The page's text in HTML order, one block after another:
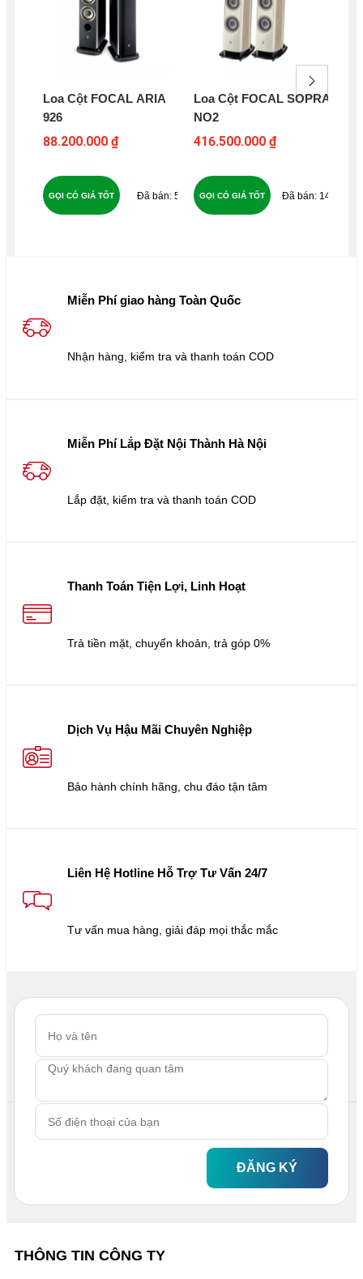
Loa Cột FOCAL ARIA
926
88.200.000 ₫
51
GỌI CÓ GIÁ TỐT
Loa Cột FOCAL SOPRA
NO2
416.500.000 ₫
149
GỌI CÓ GIÁ TỐT
Miễn Phí giao hàng Toàn Quốc
Nhận hàng, kiểm tra và thanh toán COD
Miễn Phí Lắp Đặt Nội Thành Hà Nội
Lắp đặt, kiểm tra và thanh toán COD
Thanh Toán Tiện Lợi, Linh Hoạt
Trả tiền mặt, chuyển khoản, trả góp 0%
Dịch Vụ Hậu Mãi Chuyên Nghiệp
Bảo hành chính hãng, chu đáo tận tâm
Liên Hệ Hotline Hỗ Trợ Tư Vấn 24/7
Tư vấn mua hàng, giải đáp mọi thắc mắc
ĐĂNG KÝ
THÔNG TIN CÔNG TY